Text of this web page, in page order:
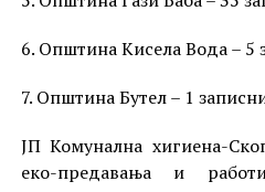
6. Oпштина Кисела Вода – 5
7. Oпштина Бутел – 1
ЈП Комунална хигиена-
еко-предавања и